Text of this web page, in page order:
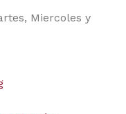
Miercoles y